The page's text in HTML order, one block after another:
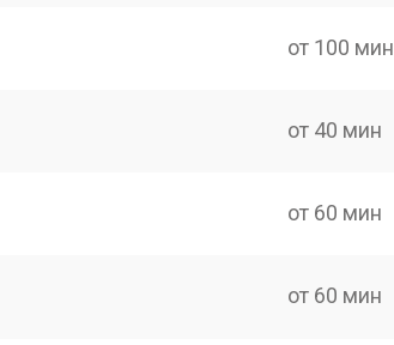
от 100 мин
от 40 мин
от 60 мин
от 60 мин